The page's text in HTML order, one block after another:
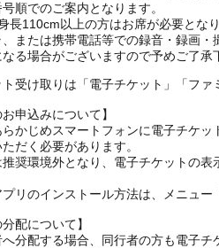
順でのご案内となります。
長110cm以上の方はお席が必要とな
または携帯電話等での録音・録画・
受け取りは「電子チケット」「ファ
申込みについて】
かじめスマートフォンに電子チケ
だく必要があります。
奨環境外となり、電子チケットの
リのインストール方法は、メニュー
配について】
分配する場合、同行者の方も電子